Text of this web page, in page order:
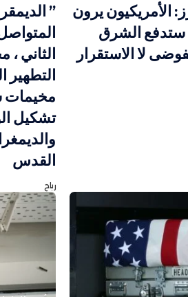
الأمريكيون يرون
ستدفع الشرق
لا الاستقرار
”
الثاني
التطهير
مخيمات
تشكيل
القدس
رباح